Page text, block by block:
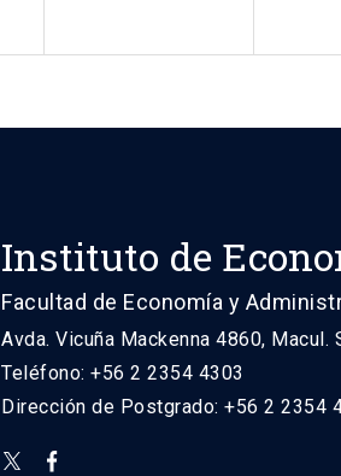
Instituto de
Facultad de Economía y
Avda. Vicuña Mackenna 4860, Macul.
Teléfono: +56 2 2354 4303
Dirección de Postgrado: +56 2 2354